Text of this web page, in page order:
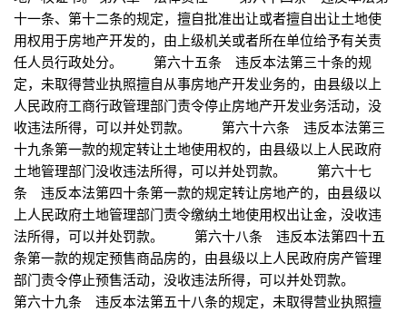
十一条、第十二条的规定，擅自批准出让或者擅自出让土地使
用权用于房地产开发的，由上级机关或者所在单位给予有关责
任人员行政处分。 第六十五条 违反本法第三十条的规
定，未取得营业执照擅自从事房地产开发业务的，由县级以上
人民政府工商行政管理部门责令停止房地产开发业务活动，没
收违法所得，可以并处罚款。 第六十六条 违反本法第三
十九条第一款的规定转让土地使用权的，由县级以上人民政府
土地管理部门没收违法所得，可以并处罚款。 第六十七
条 违反本法第四十条第一款的规定转让房地产的，由县级以
上人民政府土地管理部门责令缴纳土地使用权出让金，没收违
法所得，可以并处罚款。 第六十八条 违反本法第四十五
条第一款的规定预售商品房的，由县级以上人民政府房产管理
部门责令停止预售活动，没收违法所得，可以并处罚款。
第六十九条 违反本法第五十八条的规定，未取得营业执照擅